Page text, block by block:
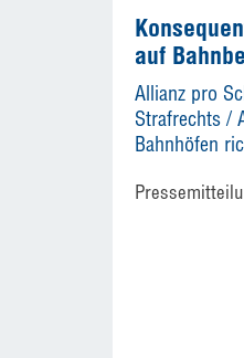
auf
Allianz pro
Strafrechts /
Bahnhöfen